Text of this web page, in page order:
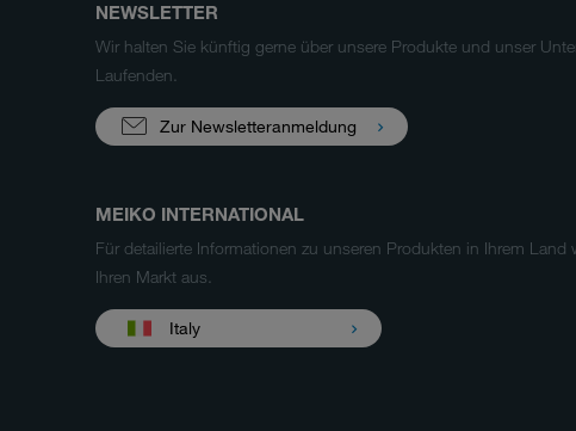
NEWSLETTER
Wir halten Sie künftig gerne über unsere Produkte und unser
Laufenden.
Zur Newsletteranmeldung
MEIKO INTERNATIONAL
Für detailierte Informationen zu unseren Produkten in Ihrem Land
Ihren Markt aus.
Italy